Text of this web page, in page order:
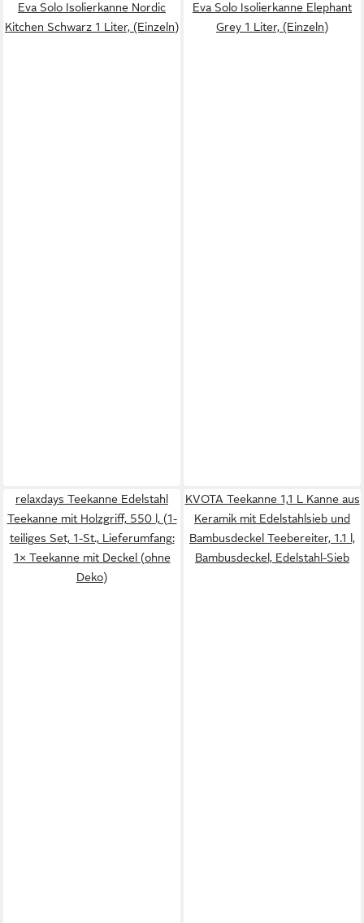
Eva Solo Isolierkanne Nordic
Kitchen Schwarz 1 Liter, (Einzeln)
Eva Solo Isolierkanne Elephant
Grey 1 Liter, (Einzeln)
relaxdays Teekanne Edelstahl
Teekanne mit Holzgriff, 550 l, (1-
teiliges Set, 1-St., Lieferumfang:
1× Teekanne mit Deckel (ohne
Deko)
KVOTA Teekanne 1,1 L Kanne aus
Keramik mit Edelstahlsieb und
Bambusdeckel Teebereiter, 1.1 l,
Bambusdeckel, Edelstahl-Sieb